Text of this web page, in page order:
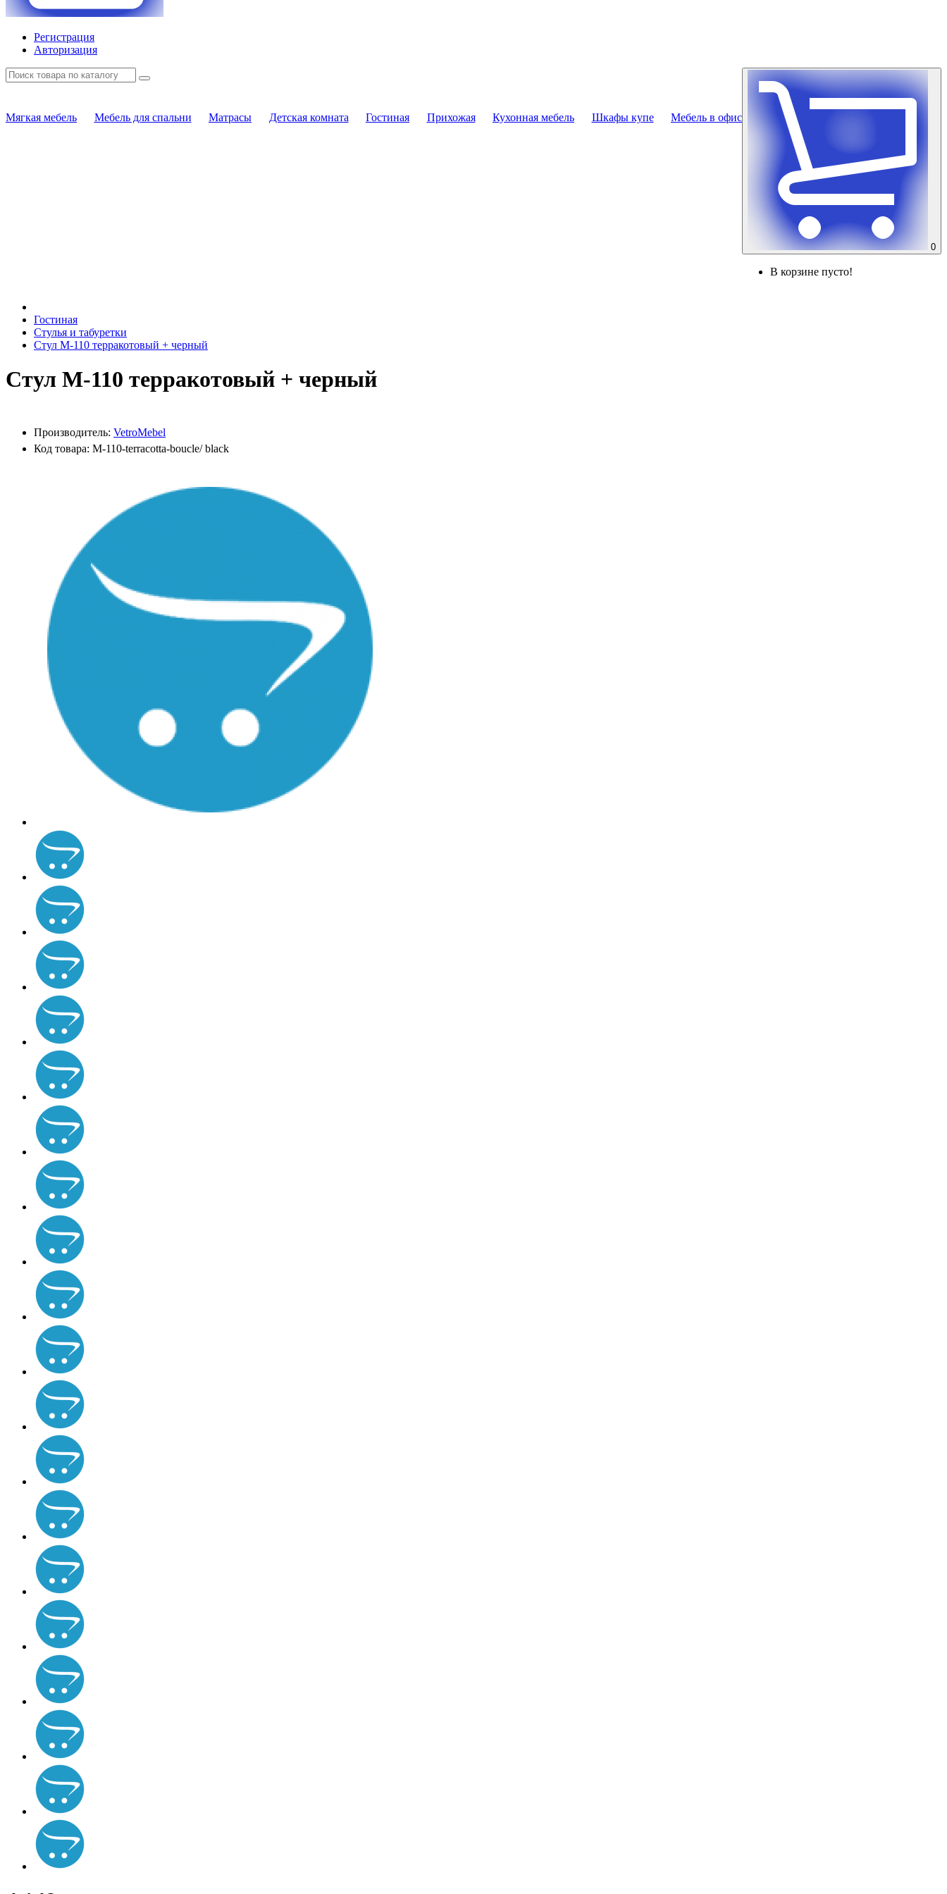
Регистрация
Авторизация
0
В корзине пусто!
Мягкая мебель Мебель для спальни Матрасы Детская комната Гостиная Прихожая Кухонная мебель Шкафы купе Мебель в офис
Гостиная
Стулья и табуретки
Cтул M-110 терракотовый + черный
Cтул M-110 терракотовый + черный
Производитель: VetroMebel
Код товара: M-110-terracotta-boucle/ black